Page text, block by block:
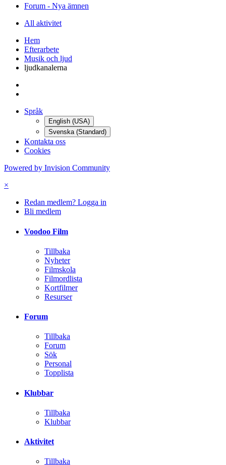
Forum - Nya ämnen
All aktivitet
Hem
Efterarbete
Musik och ljud
ljudkanalerna
Språk
English (USA)
Svenska (Standard)
Kontakta oss
Cookies
Powered by Invision Community
×
Redan medlem? Logga in
Bli medlem
Voodoo Film
Tillbaka
Nyheter
Filmskola
Filmordlista
Kortfilmer
Resurser
Forum
Tillbaka
Forum
Sök
Personal
Topplista
Klubbar
Tillbaka
Klubbar
Aktivitet
Tillbaka